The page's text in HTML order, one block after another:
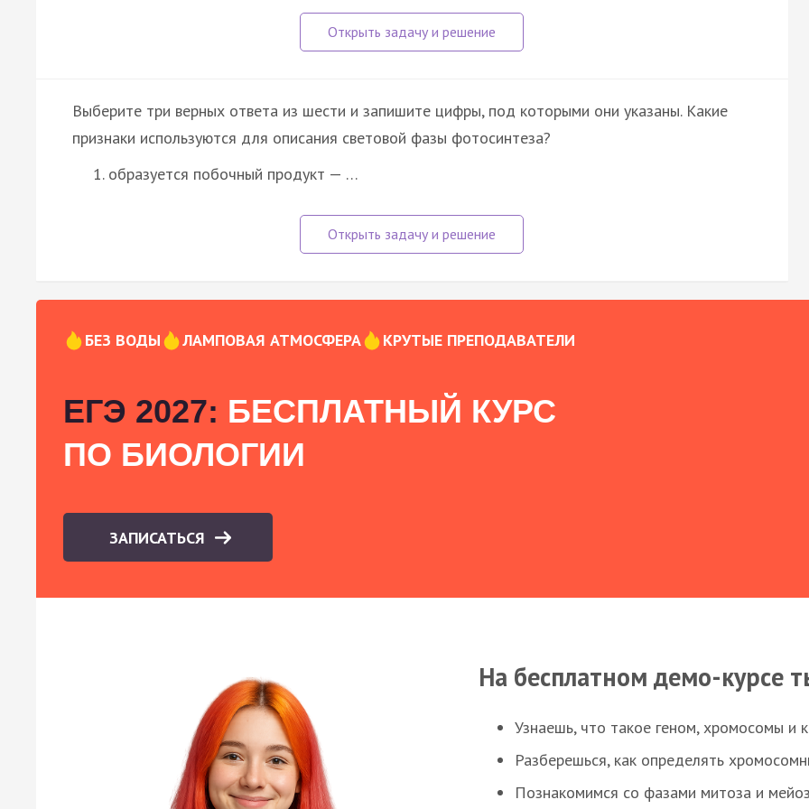
Выберите три верных ответа из шести и запишите цифры, под которыми они указаны. Какие
признаки используются для описания световой фазы фотосинтеза?
образуется побочный продукт — …
БЕЗ ВОДЫ ЛАМПОВАЯ АТМОСФЕРА КРУТЫЕ ПРЕПОДАВАТЕЛИ
ЕГЭ 2027: БЕСПЛАТНЫЙ КУРС
ПО БИОЛОГИИ
ЗАПИСАТЬСЯ
На бесплатном демо-курсе
Узнаешь, что такое геном, хромосомы и
Разберешься, как определять
Познакомимся со фазами митоза и